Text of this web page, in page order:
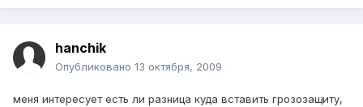
hanchik
Опубликовано 13 октября, 2009
меня интересует есть ли разница куда вставить грозозащиту,